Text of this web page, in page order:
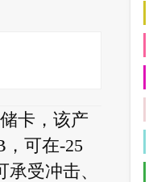
卡，该产
，可在-25
受冲击、